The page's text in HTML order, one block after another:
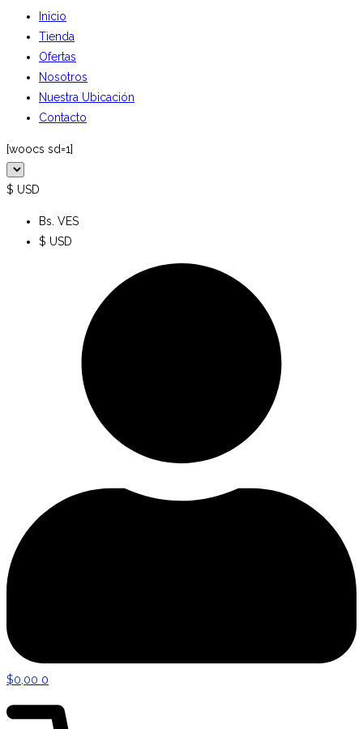
Inicio
Tienda
Ofertas
Nosotros
Nuestra Ubicación
Contacto
[woocs sd=1]
$ USD
Bs. VES
$ USD
$0,00 0